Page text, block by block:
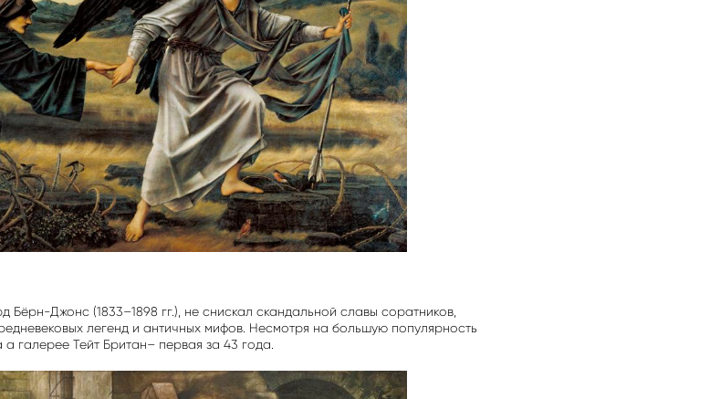
Джонс (1833–1898 гг.), не снискал скандальной славы соратников,
легенд и античных мифов. Несмотря на большую популярность
а галерее Тейт Британ– первая за 43 года.